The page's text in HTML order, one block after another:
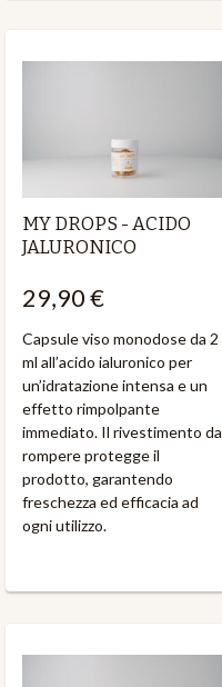
MY DROPS - ACIDO
JALURONICO
29,90 €
Capsule viso monodose da 2
ml all’acido ialuronico per
un’idratazione intensa e un
effetto rimpolpante
immediato. Il rivestimento da
rompere protegge il
prodotto, garantendo
freschezza ed efficacia ad
ogni utilizzo.